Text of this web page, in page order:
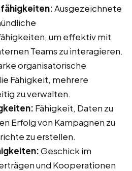
Ausgezeichnete
um effektiv mit
Teams zu interagieren.
organisatorische
Fähigkeit, mehrere
zu verwalten.
Fähigkeit, Daten zu
Erfolg von Kampagnen zu
zu erstellen.
Geschick im
und Kooperationen